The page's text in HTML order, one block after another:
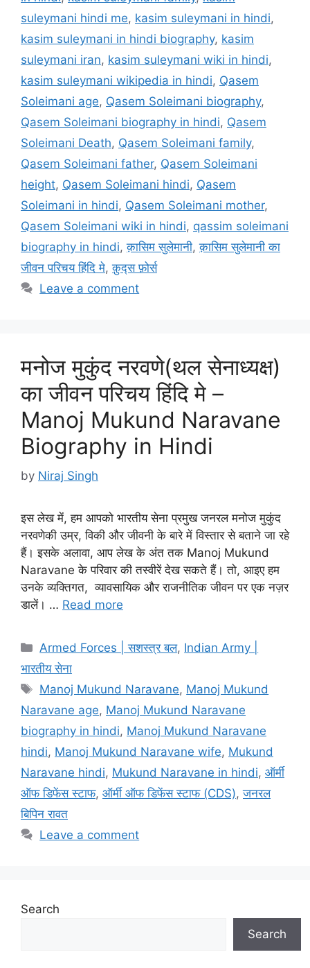
suleymani hindi me, kasim suleymani in hindi,
kasim suleymani in hindi biography, kasim
suleymani iran, kasim suleymani wiki in hindi,
kasim suleymani wikipedia in hindi, Qasem
Soleimani age, Qasem Soleimani biography,
Qasem Soleimani biography in hindi, Qasem
Soleimani Death, Qasem Soleimani family,
Qasem Soleimani father, Qasem Soleimani
height, Qasem Soleimani hindi, Qasem
Soleimani in hindi, Qasem Soleimani mother,
Qasem Soleimani wiki in hindi, qassim soleimani
biography in hindi,क़ासिम सुलेमानी,क़ासिम सुलेमानी का
जीवन परिचय हिंदि मे,क़ुद्स फ़ोर्स
Leave a comment
मनोज मुकुंद नरवणे(थल सेनाध्यक्ष)
का जीवन परिचय हिंदि मे –
Manoj Mukund Naravane
Biography in Hindi
by Niraj Singh
इस लेख में, हम आपको भारतीय सेना प्रमुख जनरल मनोज मुकुंद
नरवणेकी उम्र, विकी और जीवनी के बारे में विस्तार से बताने जा रहे
हैं। इसके अलावा, आप लेख के अंत तक Manoj Mukund
Naravane के परिवार की तस्वीरें देख सकते हैं। तो, आइए हम
उनके व्यक्तिगत, व्यावसायिक और राजनीतिक जीवन पर एक नज़र
डालें। … Read more
Categories
Armed Forces | सशस्त्र बल, Indian Army |
भारतीय सेना
Tags
Manoj Mukund Naravane, Manoj Mukund
Naravane age, Manoj Mukund Naravane
biography in hindi, Manoj Mukund Naravane
hindi, Manoj Mukund Naravane wife, Mukund
Naravane hindi, Mukund Naravane in hindi, ऑर्मी
ऑफ डिफेंस स्टाफ, ऑर्मी ऑफ डिफेंस स्टाफ (CDS),जनरल
बिपिन रावत
Leave a comment
Search
Search